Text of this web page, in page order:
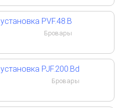
PVF.48.B
Бровары
PJF.200.Bd
Бровары